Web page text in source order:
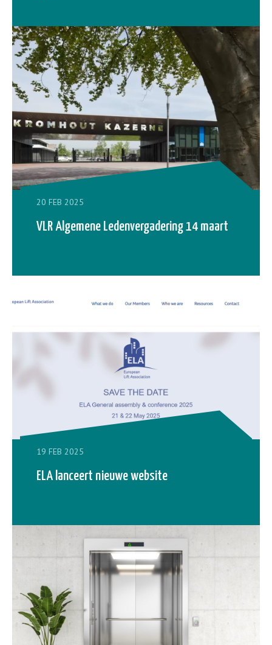
20 FEB 2025
VLR Algemene Ledenvergadering 14 maart
19 FEB 2025
ELA lanceert nieuwe website